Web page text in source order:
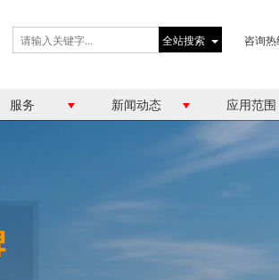
咨询
全站搜索
服务 新闻动态 应用范围